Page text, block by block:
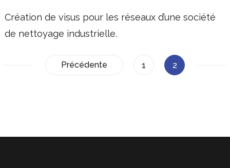
Création de visus pour les réseaux d’une société
de nettoyage industrielle.
Pagination
publications
Précédente Page
1 Page
2